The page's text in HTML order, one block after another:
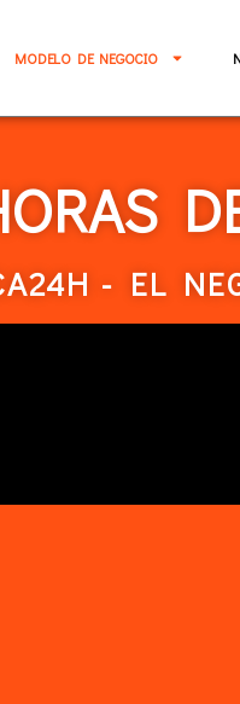
MODELO DE NEGOCIO
- EL